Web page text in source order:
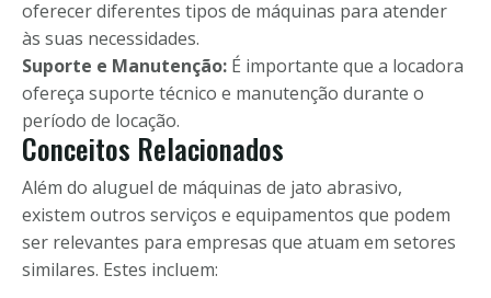
oferecer diferentes tipos de máquinas para atender
às suas necessidades.
Suporte e Manutenção: É importante que a locadora
ofereça suporte técnico e manutenção durante o
período de locação.
Conceitos Relacionados
Além do aluguel de máquinas de jato abrasivo,
existem outros serviços e equipamentos que podem
ser relevantes para empresas que atuam em setores
similares. Estes incluem: